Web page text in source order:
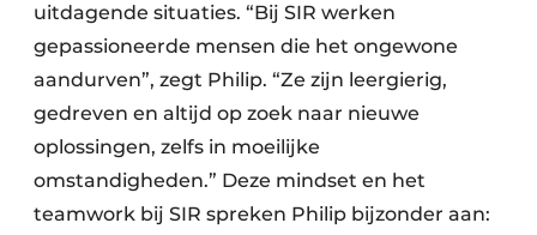
uitdagende situaties. “Bij SIR werken
gepassioneerde mensen die het ongewone
aandurven”, zegt Philip. “Ze zijn leergierig,
gedreven en altijd op zoek naar nieuwe
oplossingen, zelfs in moeilijke
omstandigheden.” Deze mindset en het
teamwork bij SIR spreken Philip bijzonder aan: